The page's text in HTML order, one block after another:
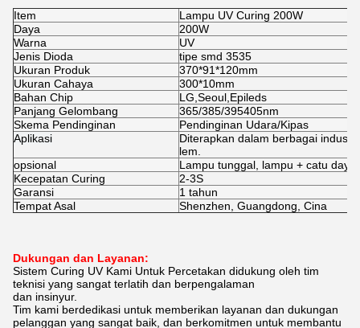
Item
Lampu UV Curing 200W
Daya
200W
Warna
UV
Jenis Dioda
tipe smd 3535
Ukuran Produk
370*91*120mm
Ukuran Cahaya
300*10mm
Bahan Chip
LG,Seoul,Epileds
Panjang Gelombang
365/385/395405nm
Skema Pendinginan
Pendinginan Udara/Kipas
Aplikasi
Diterapkan dalam berbagai
lem.
opsional
Lampu tunggal, lampu + catu
Kecepatan Curing
2-3S
Garansi
1 tahun
Tempat Asal
Shenzhen, Guangdong, Cina
Dukungan dan Layanan:
Sistem Curing UV Kami Untuk Percetakan didukung oleh tim
teknisi yang sangat terlatih dan berpengalaman
dan insinyur.
Tim kami berdedikasi untuk memberikan layanan dan dukungan
pelanggan yang sangat baik, dan berkomitmen untuk membantu